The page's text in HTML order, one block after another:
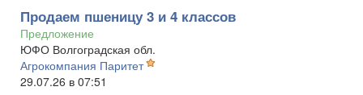
Продаем пшеницу 3 и 4 классов
Предложение
ЮФО Волгоградская обл.
Агрокомпания Паритет
29.07.26 в 07:51